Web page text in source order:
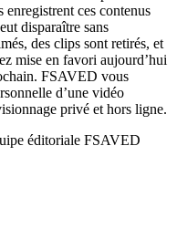
ces contenus
disparaître sans
des clips sont retirés, et
mise en favori aujourd’hui
FSAVED vous
d’une vidéo
privé et hors ligne.
éditoriale FSAVED